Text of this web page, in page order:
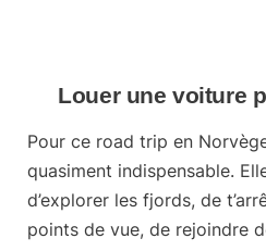
Louer une voiture
Pour ce road trip en
quasiment indispensable.
d’explorer les fjords, de
points de vue, de rejoindre